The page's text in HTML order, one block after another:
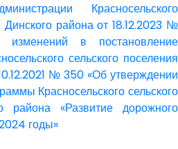
Красносельского
Динского района от 18.12.2023 №
в постановление
сельского поселения
№ 350 «Об утверждении
Красносельского сельского
района «Развитие дорожного
годы»